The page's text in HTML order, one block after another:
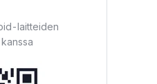
laitteiden